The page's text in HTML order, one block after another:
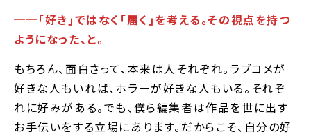
──｢好き｣ではなく｢届く｣を考える。その視点を持つ
ようになった、と。
もちろん、面白さって、本来は人それぞれ。ラブコメが
好きな人もいれば、ホラーが好きな人もいる。それぞ
れに好みがある。でも、僕ら編集者は作品を世に出す
お手伝いをする立場にあります。だからこそ、自分の好